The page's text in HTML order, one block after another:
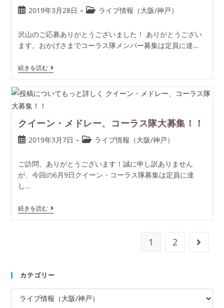
2019年3月28日 ライブ情報（大阪/神戸）
沢山のご応募ありがとうございました！ ありがとうござい
ます。おかげさまでコーラス隊メンバー募集は定員に達…
続きを読む
クイーン・メドレー、コーラス隊大募集！！
2019年3月7日 ライブ情報（大阪/神戸）
ご訪問、ありがとうございます！誠に申し訳ありません
が、今回の6月9日クイーン・コーラス隊募集は定員に達
し…
続きを読む
1 2
カテゴリー